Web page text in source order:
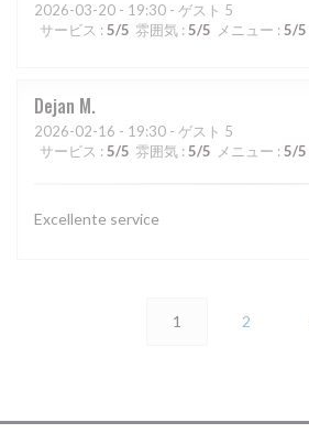
2026-03-20 - 19:30 - ゲスト 5
サービス : 5/5 雰囲気 : 5/5 メニュー : 5/5
Dejan M
2026-02-16 - 19:30 - ゲスト 5
サービス : 5/5 雰囲気 : 5/5 メニュー : 5/5
Excellente service
1 2